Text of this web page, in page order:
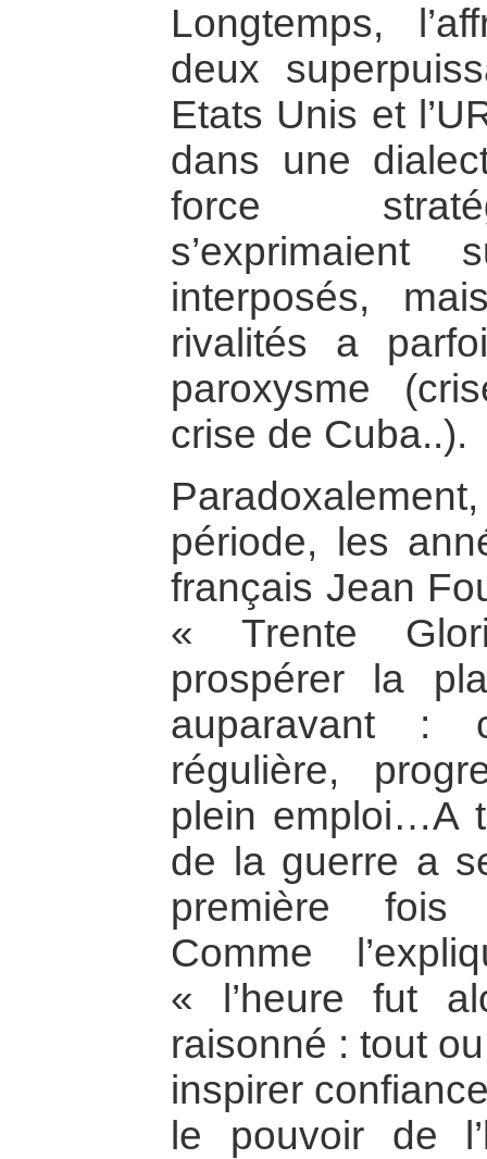
Longtemps,
deux
Etats Unis et
dans une
force
s’exprimaient
interposés,
rivalités a
paroxysme
crise de Cuba..).
période, les
français Jean
« Trente
prospérer la
auparavant :
régulière,
plein emploi…A
de la guerre a
première fois
Comme
« l’heure fut
raisonné : tout
inspirer
le pouvoir de